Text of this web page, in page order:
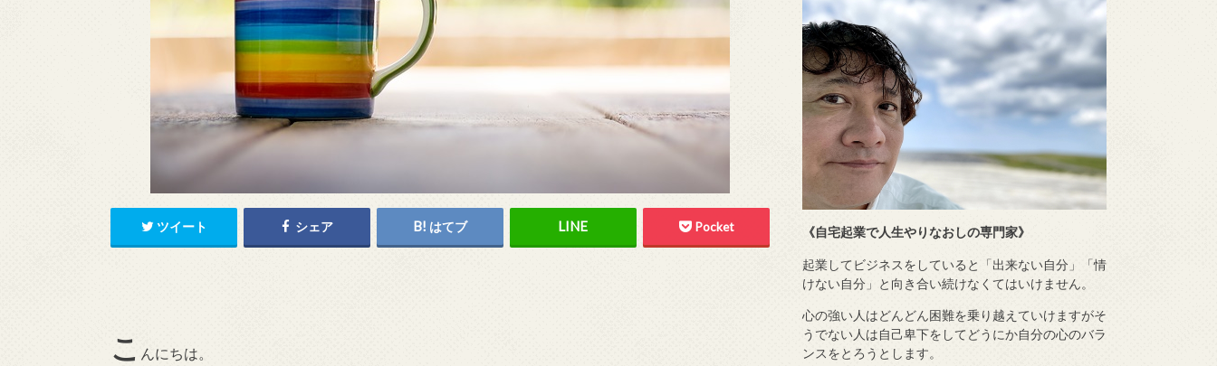
ツイート シェア はてブ Pocket
こ んにちは。
《自宅起業で人生やりなおしの専門家》
起業してビジネスをしていると「出来ない自分」「情
けない自分」と向き合い続けなくてはいけません。
心の強い人はどんどん困難を乗り越えていけますがそ
うでない人は自己卑下をしてどうにか自分の心のバラ
ンスをとろうとします。